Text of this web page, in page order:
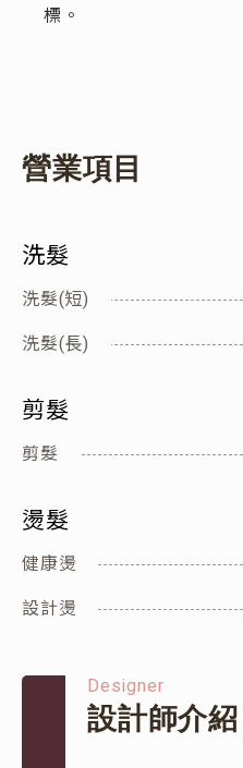
標。
營業項目
洗髮
洗髮(短)
洗髮(長)
剪髮
剪髮
燙髮
健康燙
設計燙
Designer
設計師介紹